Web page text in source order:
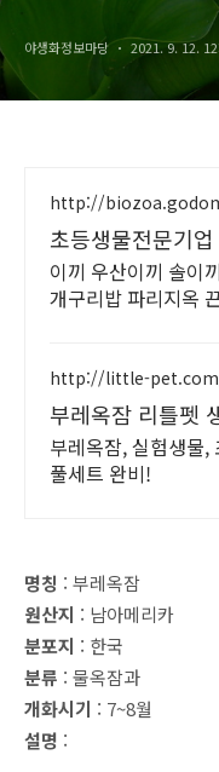
야생화정보마당 2021. 9. 12.
http://
초등생물전문기
이끼 우산이끼 솔이
개구리밥 파리지옥
http://little-
부레옥잠 리틀펫
부레옥잠, 실험생물,
풀세트 완비!
명칭 : 부레옥잠
원산지 : 남아메리카
분포지 : 한국
분류 : 물옥잠과
개화시기 : 7~8월
설명 :